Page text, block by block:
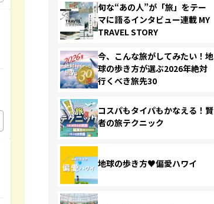
旬な“あの人”が「旅」をテー
マに語るインタビュー連載 MY
TRAVEL STORY
今、こんな旅がしてみたい！地
球の歩き方が選ぶ2026年絶対
行くべき旅先30
コスパもタイパもかなえる！賢
者の旅テクニック
地球の歩き方♥偏愛ハワイ